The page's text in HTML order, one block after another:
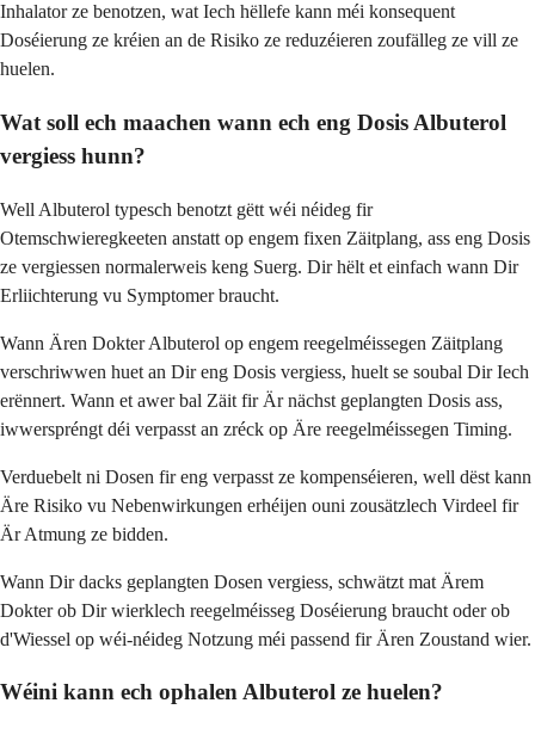
Inhalator ze benotzen, wat Iech hëllefe kann méi konsequent
Doséierung ze kréien an de Risiko ze reduzéieren zoufälleg ze vill ze
huelen.
Wat soll ech maachen wann ech eng Dosis Albuterol
vergiess hunn?
Well Albuterol typesch benotzt gëtt wéi néideg fir
Otemschwieregkeeten anstatt op engem fixen Zäitplang, ass eng Dosis
ze vergiessen normalerweis keng Suerg. Dir hëlt et einfach wann Dir
Erliichterung vu Symptomer braucht.
Wann Ären Dokter Albuterol op engem reegelméissegen Zäitplang
verschriwwen huet an Dir eng Dosis vergiess, huelt se soubal Dir Iech
erënnert. Wann et awer bal Zäit fir Är nächst geplangten Dosis ass,
iwwerspréngt déi verpasst an zréck op Äre reegelméissegen Timing.
Verduebelt ni Dosen fir eng verpasst ze kompenséieren, well dëst kann
Äre Risiko vu Nebenwirkungen erhéijen ouni zousätzlech Virdeel fir
Är Atmung ze bidden.
Wann Dir dacks geplangten Dosen vergiess, schwätzt mat Ärem
Dokter ob Dir wierklech reegelméisseg Doséierung braucht oder ob
d'Wiessel op wéi-néideg Notzung méi passend fir Ären Zoustand wier.
Wéini kann ech ophalen Albuterol ze huelen?